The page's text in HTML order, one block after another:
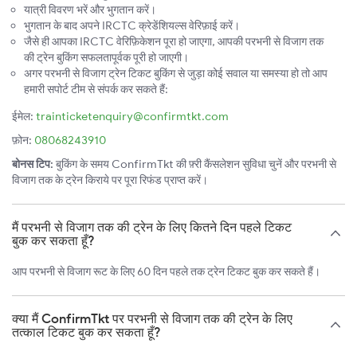
यात्री विवरण भरें और भुगतान करें।
भुगतान के बाद अपने IRCTC क्रेडेंशियल्स वेरिफ़ाई करें।
जैसे ही आपका IRCTC वेरिफ़िकेशन पूरा हो जाएगा, आपकी परभनी से विजाग तक
की ट्रेन बुकिंग सफलतापूर्वक पूरी हो जाएगी।
अगर परभनी से विजाग ट्रेन टिकट बुकिंग से जुड़ा कोई सवाल या समस्या हो तो आप
हमारी सपोर्ट टीम से संपर्क कर सकते हैं:
ईमेल: trainticketenquiry@confirmtkt.com
फ़ोन: 08068243910
बोनस टिप: बुकिंग के समय ConfirmTkt की फ़्री कैंसलेशन सुविधा चुनें और परभनी से
विजाग तक के ट्रेन किराये पर पूरा रिफंड प्राप्त करें।
मैं परभनी से विजाग तक की ट्रेन के लिए कितने दिन पहले टिकट
बुक कर सकता हूँ?
आप परभनी से विजाग रूट के लिए 60 दिन पहले तक ट्रेन टिकट बुक कर सकते हैं।
क्या मैं ConfirmTkt पर परभनी से विजाग तक की ट्रेन के लिए
तत्काल टिकट बुक कर सकता हूँ?